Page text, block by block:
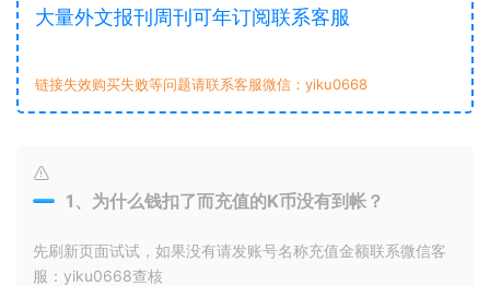
大量外文报刊周刊可年订阅联系客服
链接失效购买失败等问题请联系客服微信：yiku0668
1、为什么钱扣了而充值的K币没有到帐？
先刷新页面试试，如果没有请发账号名称充值金额联系微信客
服：yiku0668查核